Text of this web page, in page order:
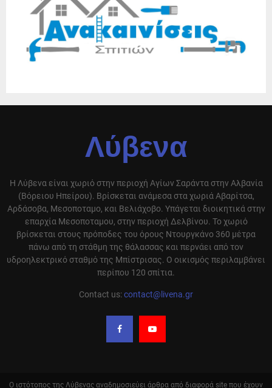
Λύβενα
Η Λύβενα είναι χωριό στην περιοχή Αγίων Σαράντα στην Αλβανία
(Βόρειου Ηπείρου). Βρίσκεται ανάμεσα στα χωριά Αβαρίτσα,
Αρδάσοβα, Μεσοποταμο, και Βελιάχοβο. Υπάγεται διοικητικά στην
επαρχία Μεσοποταμου, στην περιοχή Δελβίνου. Το χωριό
βρίσκεται στους πρόποδες του όρους Ντουργκάνο 360 μέτρα
πάνω από τη στάθμη της θάλασσας και περνάει από τον
υδροηλεκτρικό σταθμό της Μπίστρισας. Ο οικισμός περιλαμβάνει
περίπου 120 σπίτια.
Contact us:contact@livena.gr
Ο ιστότοπος της Λύβενας αναδημοσιεύει άρθρα από διαφορά site που έχουν